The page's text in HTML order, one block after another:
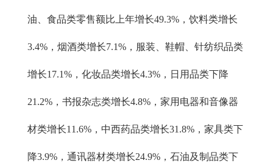
油、食品类零售额比上年增长49.3%，饮料类增长
3.4%，烟酒类增长7.1%，服装、鞋帽、针纺织品类
增长17.1%，化妆品类增长4.3%，日用品类下降
21.2%，书报杂志类增长4.8%，家用电器和音像器
材类增长11.6%，中西药品类增长31.8%，家具类下
降3.9%，通讯器材类增长24.9%，石油及制品类下